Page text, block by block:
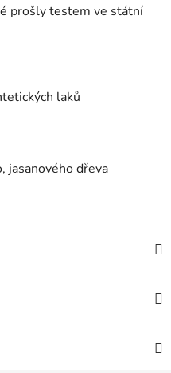
prošly testem ve státní
laků
jasanového dřeva